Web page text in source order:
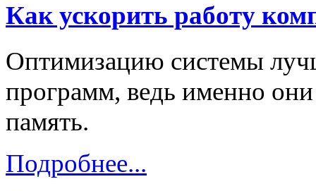
Как ускорить работу
Оптимизацию системы
программ, ведь именно
память.
Подробнее...